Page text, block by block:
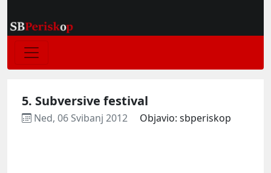
5. Subversive festival
Ned, 06 Svibanj 2012 Objavio: sbperiskop